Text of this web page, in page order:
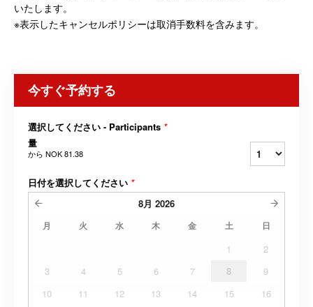
いたします。
※表示したキャンセルポリシーは取消手数料を含みます。
今すぐ予約する
選択してください - Participants *
量
から NOK 81.38
日付を選択してください *
8月 2026
月 火 水 木 金 土 日
1
2
3
4 5 6 7 8
9
10
11 12 13 14 15
16